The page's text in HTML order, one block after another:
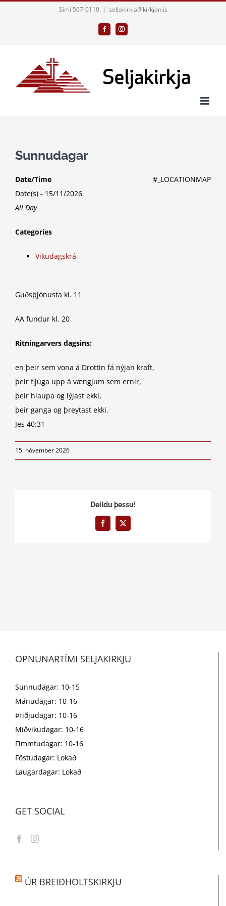
Sími 567-0110 | seljakirkja@kirkjan.is
FacebookInstagram
Sunnudagar
#_LOCATIONMAP
Date/Time
Date(s) - 15/11/2026
All Day
Categories
Vikudagskrá
Guðsþjónusta kl. 11
AA fundur kl. 20
Ritningarvers dagsins:
en þeir sem vona á Drottin fá nýjan kraft,
þeir fljúga upp á vængjum sem ernir,
þeir hlaupa og lýjast ekki,
þeir ganga og þreytast ekki.
Jes 40:31
15. nóvember 2026
Deildu þessu!
Facebook
X
OPNUNARTÍMI SELJAKIRKJU
Sunnudagar: 10-15
Mánudagar: 10-16
Þriðjudagar: 10-16
Miðvikudagar: 10-16
Fimmtudagar: 10-16
Föstudagar: Lokað
Laugardagar: Lokað
GET SOCIAL
ÚR BREIÐHOLTSKIRKJU